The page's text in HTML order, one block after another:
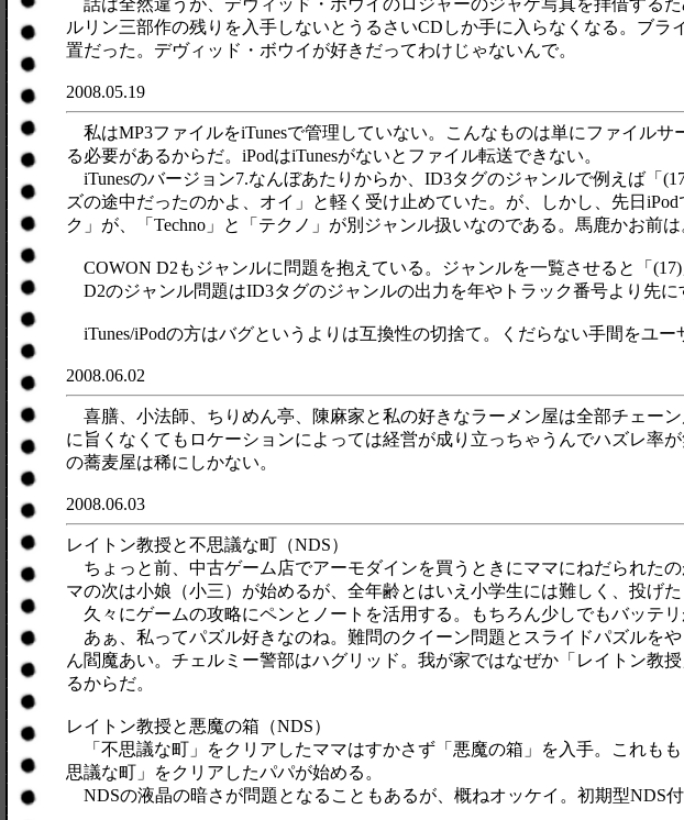
話は全然違うが、デヴィッド・ボウイのロジャーのジャケ写真を拝借する
ルリン三部作の残りを入手しないとうるさいCDしか手に入らなくなる。ブ
置だった。デヴィッド・ボウイが好きだってわけじゃないんで。
2008.05.19
私はMP3ファイルをiTunesで管理していない。こんなものは単にファイル
る必要があるからだ。iPodはiTunesがないとファイル転送できない。
iTunesのバージョン7.なんぼあたりからか、ID3タグのジャンルで例えば「
ズの途中だったのかよ、オイ」と軽く受け止めていた。が、しかし、先日
ク」が、「Techno」と「テクノ」が別ジャンル扱いなのである。馬鹿かお前
COWON D2もジャンルに問題を抱えている。ジャンルを一覧させると「
D2のジャンル問題はID3タグのジャンルの出力を年やトラック番号より先
iTunes/iPodの方はバグというよりは互換性の切捨て。くだらない手間をユー
2008.06.02
喜膳、小法師、ちりめん亭、陳麻家と私の好きなラーメン屋は全部チェー
に旨くなくてもロケーションによっては経営が成り立っちゃうんでハズレ率
の蕎麦屋は稀にしかない。
2008.06.03
レイトン教授と不思議な町（NDS）
ちょっと前、中古ゲーム店でアーモダインを買うときにママにねだられた
マの次は小娘（小三）が始めるが、全年齢とはいえ小学生には難しく、投げた
久々にゲームの攻略にペンとノートを活用する。もちろん少しでもバッテリ
あぁ、私ってパズル好きなのね。難問のクイーン問題とスライドパズルを
ん閻魔あい。チェルミー警部はハグリッド。我が家ではなぜか「レイトン教
るからだ。
レイトン教授と悪魔の箱（NDS）
「不思議な町」をクリアしたママはすかさず「悪魔の箱」を入手。これも
思議な町」をクリアしたパパが始める。
NDSの液晶の暗さが問題となることもあるが、概ねオッケイ。初期型NDS